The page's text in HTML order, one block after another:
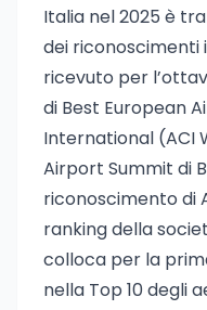
Italia nel 2025 è
dei riconoscimenti
ricevuto per
di Best European
International (ACI
Airport Summit di
riconoscimento di
ranking della
colloca per la
nella Top 10 degli